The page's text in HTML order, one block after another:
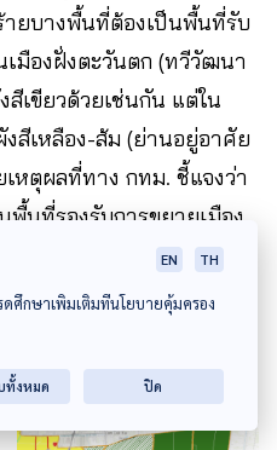
ายบางพื้นที่ต้องเป็นพื้นที่รับ
มืองฝั่งตะวันตก (ทวีวัฒนา
เขียวด้วยเช่นกัน แต่ใน
สีเหลือง-ส้ม (ย่านอยู่อาศัย
หตุผลที่ทาง กทม. ชี้แจงว่า
พื้นที่รองรับการขยายเมือง
นนทบุรี ยังไม่นับว่า FAR
จะได้ Bonus น้อยกว่า
EN TH
ดศึกษาเพิ่มเติมที่นโยบายคุ้มครอง
ทั้งหมด ปิด